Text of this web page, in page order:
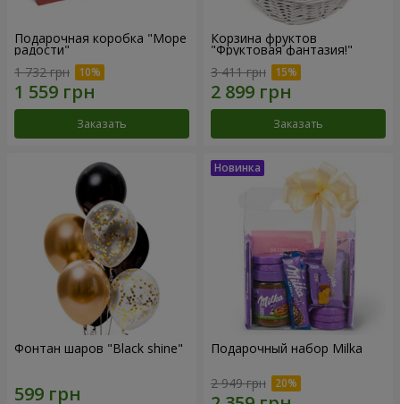
Подарочная коробка "Море
радости"
1 732 грн
Заказать
Корзина фруктов
"Фруктовая фантазия!"
3 411 грн
Заказать
Фонтан шаров "Black shine" Подарочный набор Milka
2 949 грн